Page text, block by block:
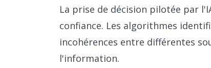
La prise de décision pilotée par
confiance. Les algorithmes
incohérences entre différentes
l'information.